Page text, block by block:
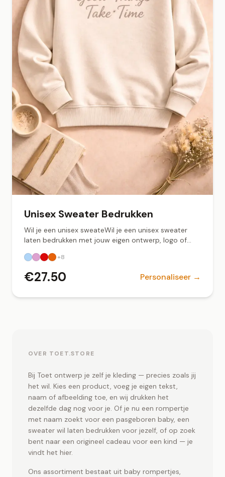
Unisex Sweater Bedrukken
Wil je een unisex sweateWil je een unisex sweater
laten bedrukken met jouw eigen ontwerp, logo of
sweater online en zorgen wij voor een professionele,
duurzame bedrukking. Deze unisex sweater is
geschikt voor zowel dames als heren en heeft een
katoenblend voor langdurig draagcomfort. Ideaal
en kleurvast ✔ Verkrijgbaar in meerdere kleuren en
bedrukken voor je bedrijf, sportteam of als
persoonlijk cadeau? Upload je ontwerp en ontvang
een uniek en professioneel resultaat. Sweater
bedrukken in Groningen Zoek je een betrouwbare
partij voor een sweater bedrukken in Groningen?
Toet.store verzorgt professionele textielbedrukking
met snelle levertijden en persoonlijke service.r laten
bedrukken met jouw eigen ontwerp of logo? Bij
Toet.store ontwerp je online. Snel geleverd vanuit
+8
€27.50 Personaliseer →
OVER TOET.STORE
Bij Toet ontwerp je zelf je kleding — precies zoals jij
het wil. Kies een product, voeg je eigen tekst,
naam of afbeelding toe, en wij drukken het
dezelfde dag nog voor je. Of je nu een rompertje
met naam zoekt voor een pasgeboren baby, een
sweater wil laten bedrukken voor jezelf, of op zoek
bent naar een origineel cadeau voor een kind — je
vindt het hier.
Ons assortiment bestaat uit baby rompertjes,